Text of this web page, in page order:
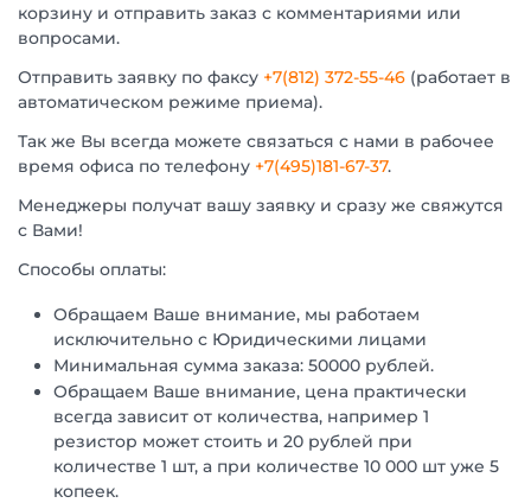
корзину и отправить заказ с комментариями или
вопросами.
Отправить заявку по факсу +7(812) 372-55-46 (работает в
автоматическом режиме приема).
Так же Вы всегда можете связаться с нами в рабочее
время офиса по телефону +7(495)181-67-37.
Менеджеры получат вашу заявку и сразу же свяжутся
с Вами!
Способы оплаты:
Обращаем Ваше внимание, мы работаем
исключительно с Юридическими лицами
Минимальная сумма заказа: 50000 рублей.
Обращаем Ваше внимание, цена практически
всегда зависит от количества, например 1
резистор может стоить и 20 рублей при
количестве 1 шт, а при количестве 10 000 шт уже 5
копеек.